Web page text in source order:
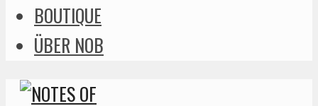
BOUTIQUE
ÜBER NOB